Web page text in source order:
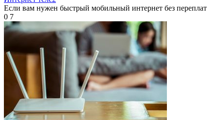
Если вам нужен быстрый мобильный интернет без переплат
0 7